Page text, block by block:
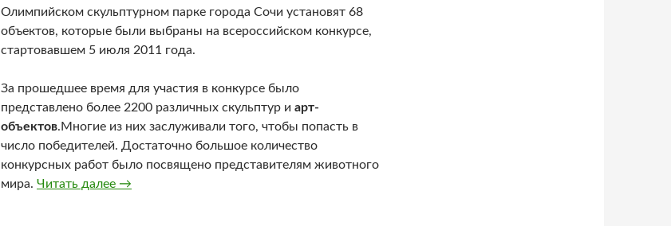
Олимпийском скульптурном парке города Сочи установят 68
объектов, которые были выбраны на всероссийском конкурсе,
стартовавшем 5 июля 2011 года.
За прошедшее время для участия в конкурсе было
представлено более 2200 различных скульптур и арт-
объектов.Многие из них заслуживали того, чтобы попасть в
число победителей. Достаточно большое количество
конкурсных работ было посвящено представителям животного
мира. Читать далее Сочинский скульптурный парк украсит современное искусство
→